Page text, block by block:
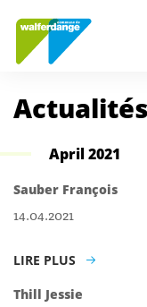
Actualités
April 2021
Sauber François
14.04.2021
LIRE PLUS
Thill Jessie